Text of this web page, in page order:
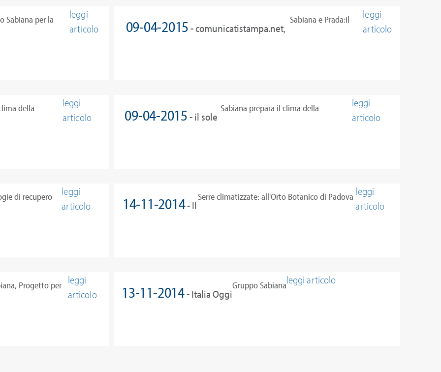
Sabiana per la
leggi
articolo
09-04-2015- comunicatistampa.net,
Sabiana e Prada:il
leggi
articolo
della
leggi
articolo
09-04-2015- il sole
Sabiana prepara il clima della
leggi
articolo
di recupero
leggi
articolo
14-11-2014- Il
Serre climatizzate: all'Orto Botanico di Padova leggi
articolo
Progetto per leggi
articolo
13-11-2014- Italia Oggi
Gruppo Sabianaleggi articolo